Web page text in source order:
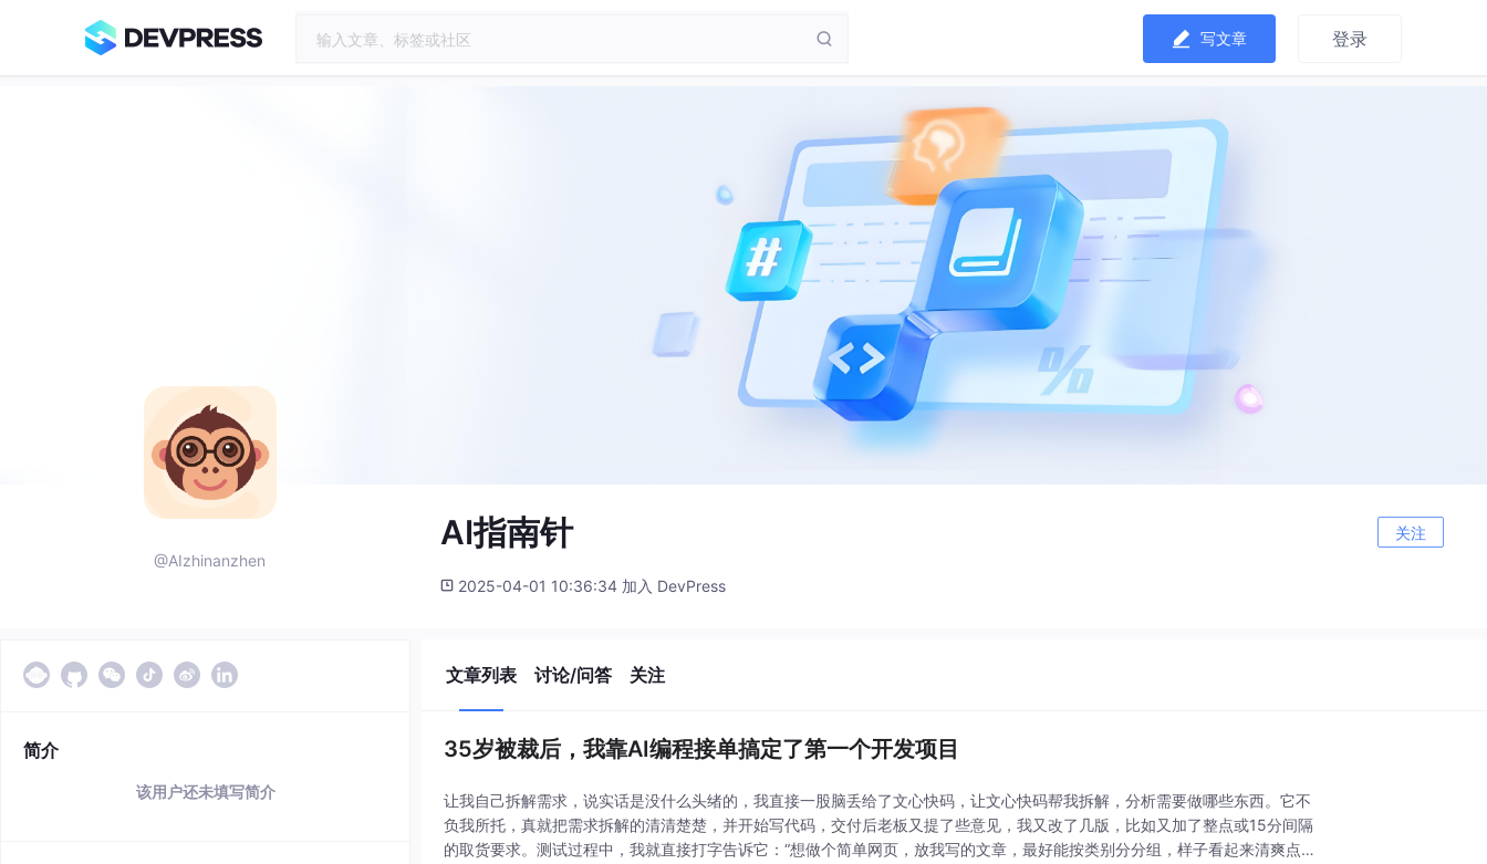
写文章 登录
@AIzhinanzhen
AI指南针 关注
2025-04-01 10:36:34 加入 DevPress
简介
该用户还未填写简介
文章列表 讨论/问答 关注
35岁被裁后，我靠AI编程接单搞定了第一个开发项目
让我自己拆解需求，说实话是没什么头绪的，我直接一股脑丢给了文心快码，让文心快码帮我拆解，分析需要做哪些东西。它不
负我所托，真就把需求拆解的清清楚楚，并开始写代码，交付后老板又提了些意见，我又改了几版，比如又加了整点或15分间隔
的取货要求。测试过程中，我就直接打字告诉它：“想做个简单网页，放我写的文章，最好能按类别分分组，样子看起来清爽点就